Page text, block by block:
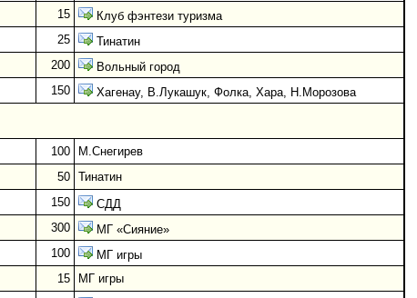
15 Клуб фэнтези туризма
25 Тинатин
200 Вольный город
150 Хагенау, В.Лукашук, Фолка, Хара, Н.Морозова
100 М.Снегирев
50 Тинатин
150 СДД
300 МГ «Сияние»
100 МГ игры
15 МГ игры